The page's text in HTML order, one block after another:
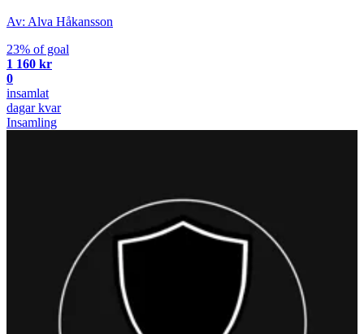
Av: Alva Håkansson
23% of goal
1 160 kr
0
insamlat
dagar kvar
Insamling